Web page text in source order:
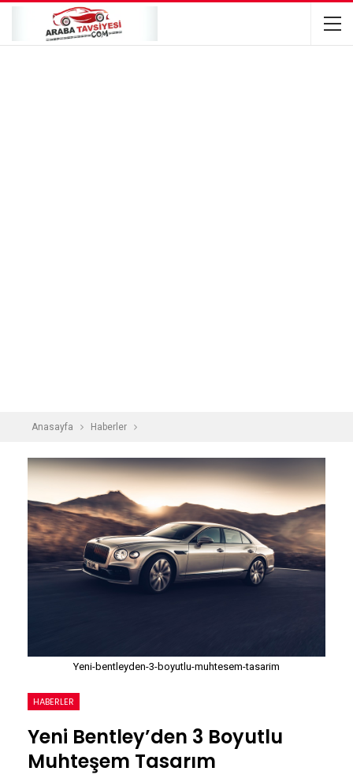
Anasayfa Haberler
Yeni-bentleyden-3-boyutlu-muhtesem-tasarim
HABERLER
Yeni Bentley’den 3 Boyutlu
Muhteşem Tasarım